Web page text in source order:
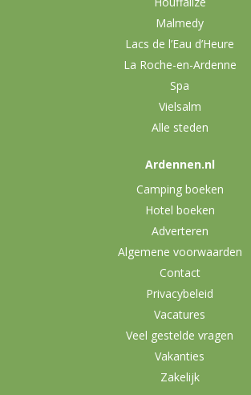
Malmedy
Lacs de l’Eau d’Heure
La Roche-en-Ardenne
Spa
Vielsalm
Alle steden
Ardennen.nl
Camping boeken
Hotel boeken
Adverteren
Algemene voorwaarden
Contact
Privacybeleid
Vacatures
Veel gestelde vragen
Vakanties
Zakelijk